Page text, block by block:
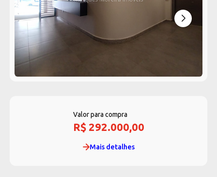
Valor para compra
R$ 292.000,00
Mais detalhes